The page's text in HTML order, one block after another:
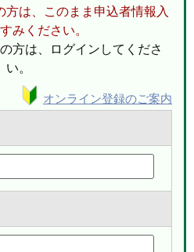
方は、このまま申込者情報入
みください。
方は、ログインしてくださ
い。
オンライン登録のご案内